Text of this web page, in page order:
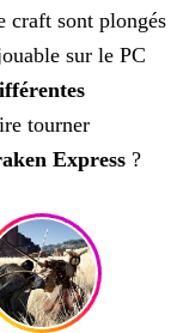
craft sont plongés
sur le PC
tourner
Express ?